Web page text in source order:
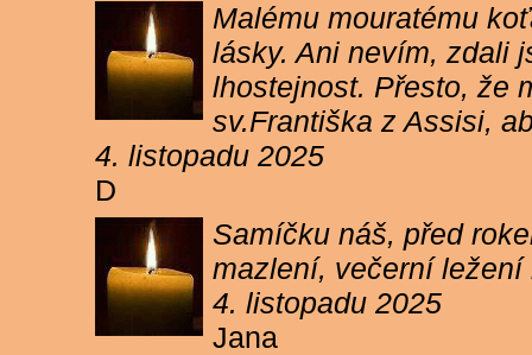
Malému mouratému
lásky. Ani nevím, zdali
lhostejnost. Přesto, že
sv.Františka z Assisi,
4. listopadu 2025
D
Samíčku náš, před
mazlení, večerní
4. listopadu 2025
Jana